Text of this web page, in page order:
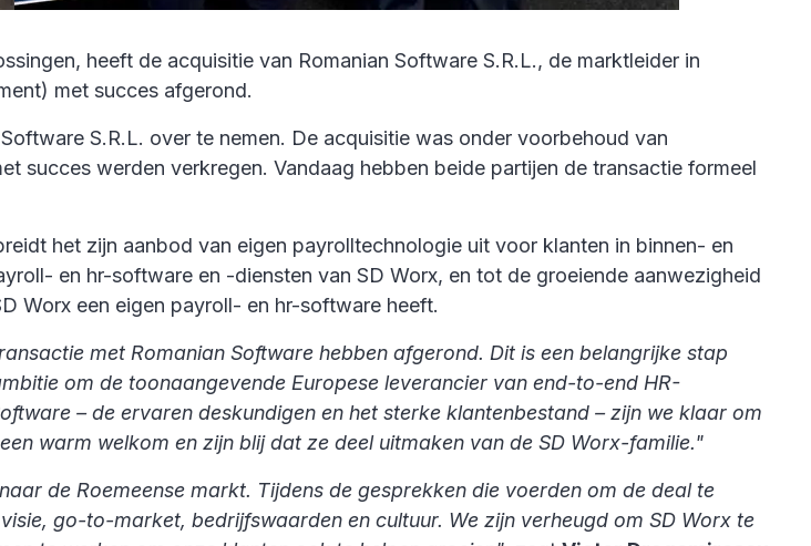
heeft de acquisitie van Romanian Software S.R.L., de marktleider in
met succes afgerond.
S.R.L. over te nemen. De acquisitie was onder voorbehoud van
succes werden verkregen. Vandaag hebben beide partijen de transactie formeel
het zijn aanbod van eigen payrolltechnologie uit voor klanten in binnen- en
en hr-software en -diensten van SD Worx, en tot de groeiende aanwezigheid
Worx een eigen payroll- en hr-software heeft.
met Romanian Software hebben afgerond. Dit is een belangrijke stap
om de toonaangevende Europese leverancier van end-to-end HR-
– de ervaren deskundigen en het sterke klantenbestand – zijn we klaar om
warm welkom en zijn blij dat ze deel uitmaken van de SD Worx-familie."
de Roemeense markt. Tijdens de gesprekken die voerden om de deal te
go-to-market, bedrijfswaarden en cultuur. We zijn verheugd om SD Worx te